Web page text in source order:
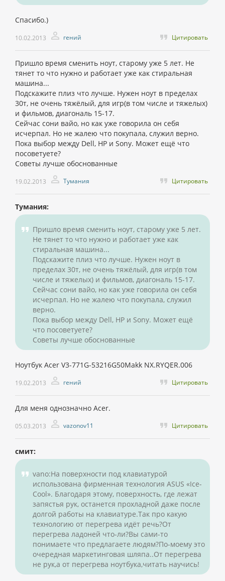
Спасибо.)
10.02.2013 гений Цитировать
Пришло время сменить ноут, старому уже 5 лет. Не
тянет то что нужно и работает уже как стиральная
машина...
Подскажите плиз что лучше. Нужен ноут в пределах
30т, не очень тяжёлый, для игр(в том числе и тяжелых)
и фильмов, диагональ 15-17.
Сейчас сони вайо, но как уже говорила он себя
исчерпал. Но не жалею что покупала, служил верно.
Пока выбор между Dell, HP и Sony. Может ещё что
посоветуете?
Советы лучше обоснованные
19.02.2013 Тумания Цитировать
Тумания:
Пришло время сменить ноут, старому уже 5 лет.
Не тянет то что нужно и работает уже как
стиральная машина...
Подскажите плиз что лучше. Нужен ноут в
пределах 30т, не очень тяжёлый, для игр(в том
числе и тяжелых) и фильмов, диагональ 15-17.
Сейчас сони вайо, но как уже говорила он себя
исчерпал. Но не жалею что покупала, служил
верно.
Пока выбор между Dell, HP и Sony. Может ещё
что посоветуете?
Советы лучше обоснованные
Ноутбук Acer V3-771G-53216G50Makk NX.RYQER.006
19.02.2013 гений Цитировать
Для меня однозначно Acer.
05.03.2013 vazonov11 Цитировать
смит:
vano:На поверхности под клавиатурой
использована фирменная технология ASUS «Ice-
Cool». Благодаря этому, поверхность, где лежат
запястья рук, останется прохладной даже после
долгой работы на клавиатуре.Так про какую
технологию от перегрева идёт речь?От
перегрева ладоней что-ли?Вы сами-то
понимаете что предлагаете людям?По-моему это
очередная маркетинговая шляпа..От перегрева
не рук,а от перегрева ноутбука,читать научись!